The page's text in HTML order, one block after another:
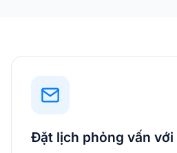
Đặt lịch phỏng vấn với